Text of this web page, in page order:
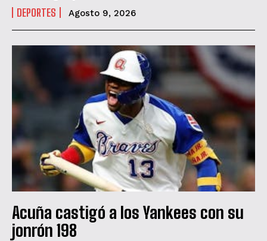
DEPORTES Agosto 9, 2026
Acuña castigó a los Yankees con su
jonrón 198